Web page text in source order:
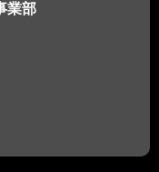
業部